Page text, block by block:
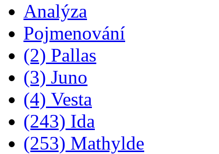
Analýza
Pojmenování
(2) Pallas
(3) Juno
(4) Vesta
(243) Ida
(253) Mathylde